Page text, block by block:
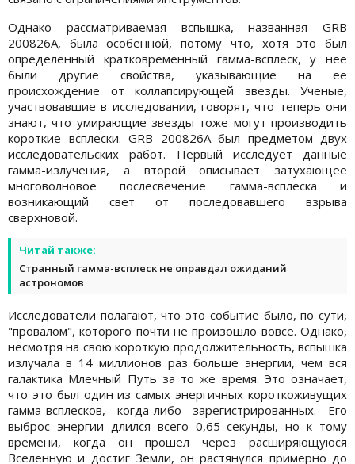
Однако рассматриваемая вспышка, названная GRB
200826A, была особенной, потому что, хотя это был
определенный кратковременный гамма-всплеск, у нее
были другие свойства, указывающие на ее
происхождение от коллапсирующей звезды. Ученые,
участвовавшие в исследовании, говорят, что теперь они
знают, что умирающие звезды тоже могут производить
короткие всплески. GRB 200826A был предметом двух
исследовательских работ. Первый исследует данные
гамма-излучения, а второй описывает затухающее
многоволновое послесвечение гамма-всплеска и
возникающий свет от последовавшего взрыва
сверхновой.
Читай также:
Странный гамма-всплеск не оправдал ожиданий
астрономов
Исследователи полагают, что это событие было, по сути,
"провалом", которого почти не произошло вовсе. Однако,
несмотря на свою короткую продолжительность, вспышка
излучала в 14 миллионов раз больше энергии, чем вся
галактика Млечный Путь за то же время. Это означает,
что это был один из самых энергичных короткоживущих
гамма-всплесков, когда-либо зарегистрированных. Его
выброс энергии длился всего 0,65 секунды, но к тому
времени, когда он прошел через расширяющуюся
Вселенную и достиг Земли, он растянулся примерно до